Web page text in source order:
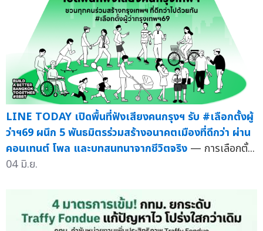
LINE TODAY เปิดพื้นที่ฟังเสียงคนกรุงฯ รับ #เลือกตั้งผู้
ว่าฯ69 ผนึก 5 พันธมิตรร่วมสร้างอนาคตเมืองที่ดีกว่า ผ่าน
คอนเทนต์ โพล และบทสนทนาจากชีวิตจริง — การเลือกตั้...
04 มิ.ย.